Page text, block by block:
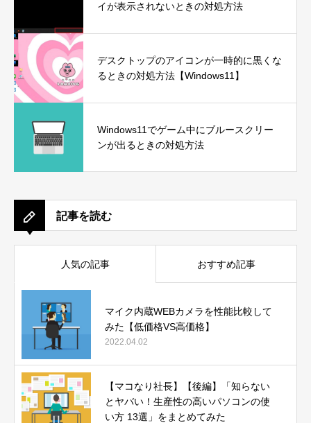
イが表示されないときの対処方法
デスクトップのアイコンが一時的に黒くな
るときの対処方法【Windows11】
Windows11でゲーム中にブルースクリー
ンが出るときの対処方法
記事を読む
人気の記事 おすすめ記事
マイク内蔵WEBカメラを性能比較して
みた【低価格VS高価格】
2022.04.02
【マコなり社長】【後編】「知らない
とヤバい！生産性の高いパソコンの使
い方 13選」をまとめてみた